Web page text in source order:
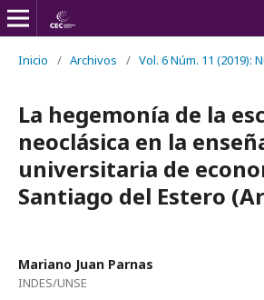
Inicio / Archivos / Vol. 6 Núm. 11 (2019):
La hegemonía de la
neoclásica en la
universitaria de
Santiago del Estero
Mariano Juan Parnas
INDES/UNSE